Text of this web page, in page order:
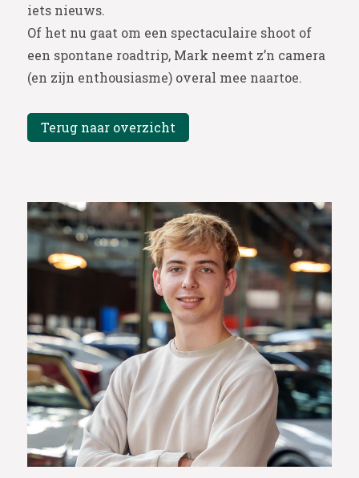
iets nieuws.
Of het nu gaat om een spectaculaire shoot of
een spontane roadtrip, Mark neemt z’n camera
(en zijn enthousiasme) overal mee naartoe.
Terug naar overzicht